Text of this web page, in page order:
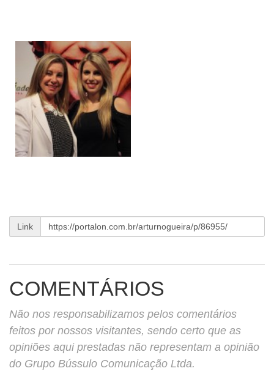
Link
COMENTÁRIOS
Não nos responsabilizamos pelos comentários
feitos por nossos visitantes, sendo certo que as
opiniões aqui prestadas não representam a opinião
do Grupo Bússulo Comunicação Ltda.